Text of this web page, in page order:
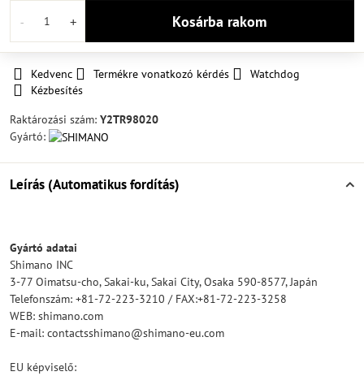
Kosárba rakom
Kedvenc Termékre vonatkozó kérdés
Watchdog
Kézbesítés
Raktározási szám: Y2TR98020
Gyártó:
Leírás (Automatikus fordítás)
Gyártó adatai
Shimano INC
3-77 Oimatsu-cho, Sakai-ku, Sakai City, Osaka 590-8577, Japán
Telefonszám: +81-72-223-3210 / FAX:+81-72-223-3258
WEB: shimano.com
E-mail: contactsshimano@shimano-eu.com
EU képviselő: